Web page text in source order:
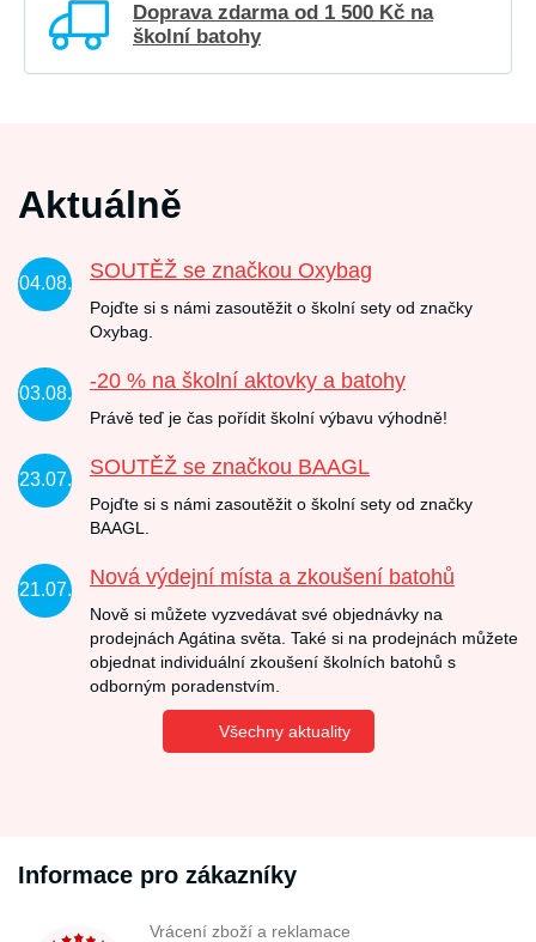
Doprava zdarma od 1 500 Kč na
školní batohy
Aktuálně
04.08.
SOUTĚŽ se značkou Oxybag
Pojďte si s námi zasoutěžit o školní sety od značky
Oxybag.
03.08.
-20 % na školní aktovky a batohy
Právě teď je čas pořídit školní výbavu výhodně!
23.07.
SOUTĚŽ se značkou BAAGL
Pojďte si s námi zasoutěžit o školní sety od značky
BAAGL.
21.07.
Nová výdejní místa a zkoušení batohů
Nově si můžete vyzvedávat své objednávky na
prodejnách Agátina světa. Také si na prodejnách můžete
objednat individuální zkoušení školních batohů s
odborným poradenstvím.
Všechny aktuality
Informace pro zákazníky
Vrácení zboží a reklamace